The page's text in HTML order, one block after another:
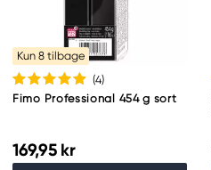
Kun 8 tilbage
(4)
Fimo Professional 454 g sort
169,95 kr